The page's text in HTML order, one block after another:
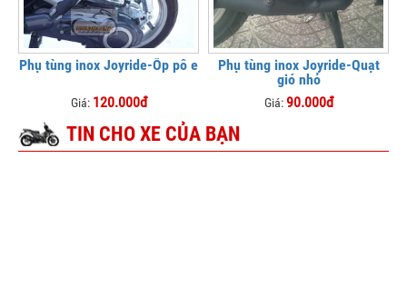
Phụ tùng inox Joyride-Ốp pô e
Giá: 120.000đ
Phụ tùng inox Joyride-Quạt
gió nhỏ
Giá:90.000đ
TIN CHO XE CỦA BẠN